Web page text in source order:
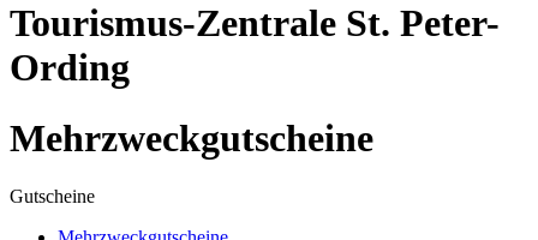
Tourismus-Zentrale St. Peter-
Ording
Mehrzweckgutscheine
Gutscheine